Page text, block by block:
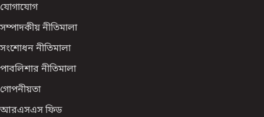
যোগাযোগ
সম্পাদকীয় নীতিমালা
সংশোধন নীতিমালা
পাবলিশার নীতিমালা
গোপনীয়তা
আরএসএস ফিড